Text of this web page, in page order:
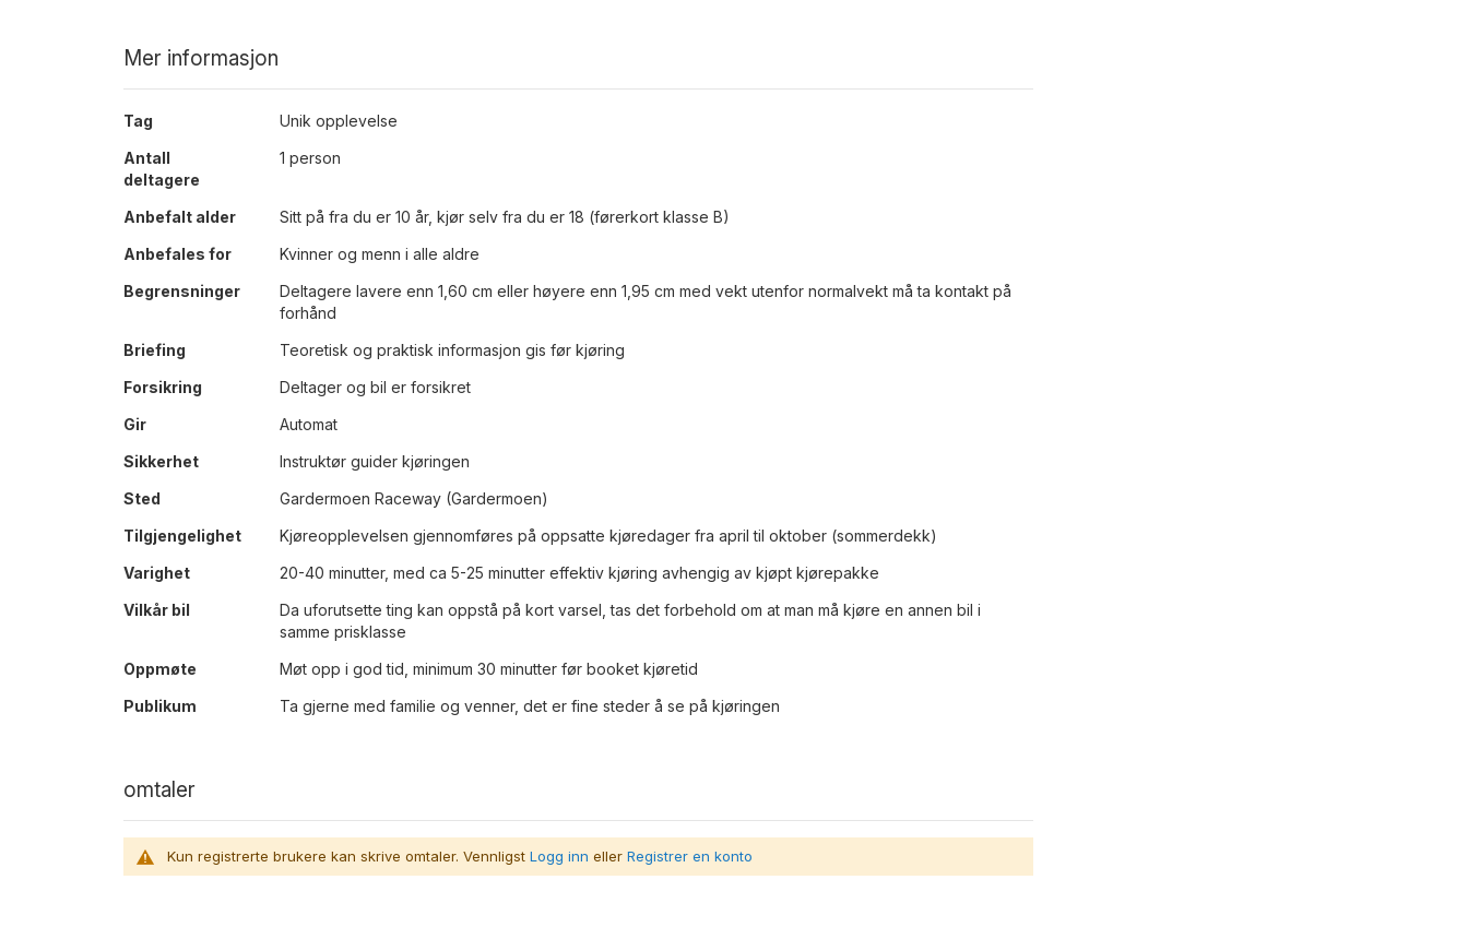
Mer informasjon
Mer
Tag
Unik opplevelse
Antall
deltagere
1 person
Anbefalt alder
Sitt på fra du er 10 år, kjør selv fra du er 18 (førerkort klasse B)
Anbefales for
Kvinner og menn i alle aldre
Begrensninger
Deltagere lavere enn 1,60 cm eller høyere enn 1,95 cm med vekt utenfor normalvekt må ta kontakt på
forhånd
Briefing
Teoretisk og praktisk informasjon gis før kjøring
Forsikring
Deltager og bil er forsikret
Gir
Automat
Sikkerhet
Instruktør guider kjøringen
Sted
Gardermoen Raceway (Gardermoen)
Tilgjengelighet
Kjøreopplevelsen gjennomføres på oppsatte kjøredager fra april til oktober (sommerdekk)
Varighet
20-40 minutter, med ca 5-25 minutter effektiv kjøring avhengig av kjøpt kjørepakke
Vilkår bil
Da uforutsette ting kan oppstå på kort varsel, tas det forbehold om at man må kjøre en annen bil i
samme prisklasse
Oppmøte
Møt opp i god tid, minimum 30 minutter før booket kjøretid
Publikum
Ta gjerne med familie og venner, det er fine steder å se på kjøringen
omtaler
Kun registrerte brukere kan skrive omtaler. VennligstLogg inn ellerRegistrer en konto